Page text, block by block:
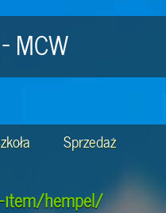
MCW
Sprzedaż
item/hempel/